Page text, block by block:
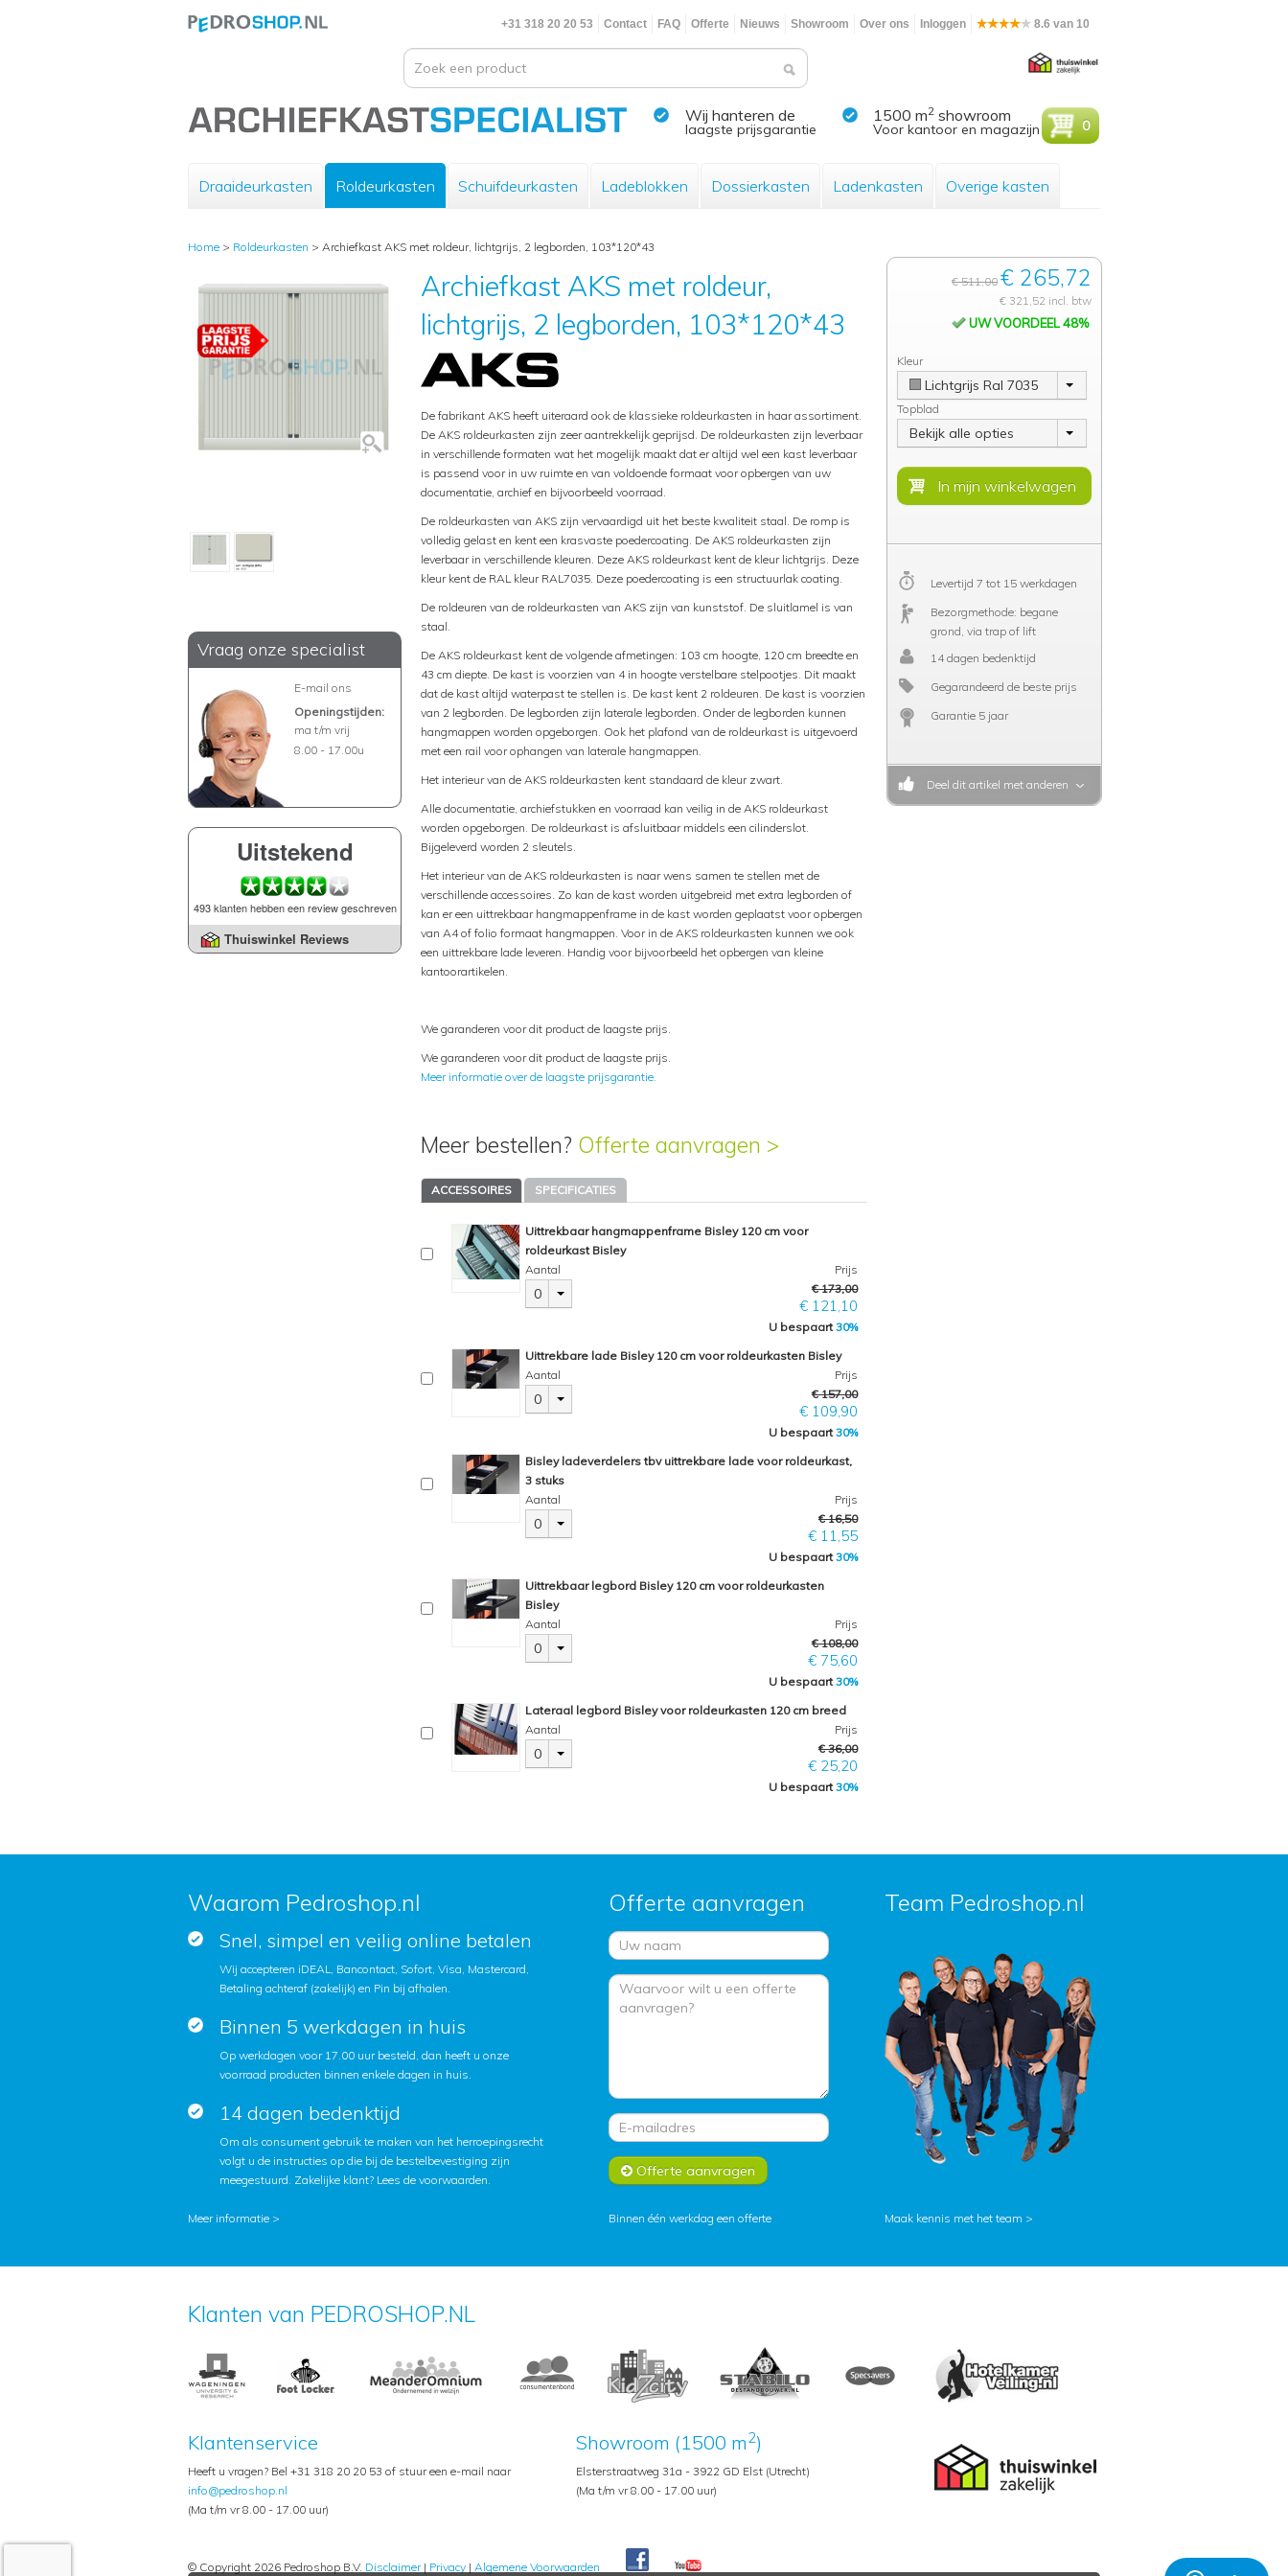
+31 318 20 20 53 Contact FAQ Offerte Nieuws Showroom Over ons Inloggen 8.6 van 10
Wij hanteren de
laagste prijsgarantie
1500 m2 showroom
Voor kantoor en magazijn 0
Draaideurkasten Roldeurkasten Schuifdeurkasten Ladeblokken Dossierkasten Ladenkasten Overige kasten
Home > Roldeurkasten > Archiefkast AKS met roldeur, lichtgrijs, 2 legborden, 103*120*43
Vraag onze specialist
E-mail ons
Openingstijden:
ma t/m vrij
8.00 - 17.00u
Uitstekend
493 klanten hebben een review geschreven
Thuiswinkel Reviews
Archiefkast AKS met roldeur,
lichtgrijs, 2 legborden, 103*120*43
De fabrikant AKS heeft uiteraard ook de klassieke roldeurkasten in haar assortiment.
De AKS roldeurkasten zijn zeer aantrekkelijk geprijsd. De roldeurkasten zijn leverbaar
in verschillende formaten wat het mogelijk maakt dat er altijd wel een kast leverbaar
is passend voor in uw ruimte en van voldoende formaat voor opbergen van uw
documentatie, archief en bijvoorbeeld voorraad.
De roldeurkasten van AKS zijn vervaardigd uit het beste kwaliteit staal. De romp is
volledig gelast en kent een krasvaste poedercoating. De AKS roldeurkasten zijn
leverbaar in verschillende kleuren. Deze AKS roldeurkast kent de kleur lichtgrijs. Deze
kleur kent de RAL kleur RAL7035. Deze poedercoating is een structuurlak coating.
De roldeuren van de roldeurkasten van AKS zijn van kunststof. De sluitlamel is van
staal.
De AKS roldeurkast kent de volgende afmetingen: 103 cm hoogte, 120 cm breedte en
43 cm diepte. De kast is voorzien van 4 in hoogte verstelbare stelpootjes. Dit maakt
dat de kast altijd waterpast te stellen is. De kast kent 2 roldeuren. De kast is voorzien
van 2 legborden. De legborden zijn laterale legborden. Onder de legborden kunnen
hangmappen worden opgeborgen. Ook het plafond van de roldeurkast is uitgevoerd
met een rail voor ophangen van laterale hangmappen.
Het interieur van de AKS roldeurkasten kent standaard de kleur zwart.
Alle documentatie, archiefstukken en voorraad kan veilig in de AKS roldeurkast
worden opgeborgen. De roldeurkast is afsluitbaar middels een cilinderslot.
Bijgeleverd worden 2 sleutels.
Het interieur van de AKS roldeurkasten is naar wens samen te stellen met de
verschillende accessoires. Zo kan de kast worden uitgebreid met extra legborden of
kan er een uittrekbaar hangmappenframe in de kast worden geplaatst voor opbergen
van A4 of folio formaat hangmappen. Voor in de AKS roldeurkasten kunnen we ook
een uittrekbare lade leveren. Handig voor bijvoorbeeld het opbergen van kleine
kantoorartikelen.
We garanderen voor dit product de laagste prijs.
We garanderen voor dit product de laagste prijs.
Meer informatie over de laagste prijsgarantie.
Meer bestellen? Offerte aanvragen >
ACCESSOIRES SPECIFICATIES
Uittrekbaar hangmappenframe Bisley 120 cm voor
roldeurkast Bisley
Aantal
0
Prijs
€ 173,00
€ 121,10
U bespaart30%
Uittrekbare lade Bisley 120 cm voor roldeurkasten Bisley
Aantal
0
Prijs
€ 157,00
€ 109,90
U bespaart30%
Bisley ladeverdelers tbv uittrekbare lade voor roldeurkast,
3 stuks
Aantal
0
Prijs
€ 16,50
€ 11,55
U bespaart30%
Uittrekbaar legbord Bisley 120 cm voor roldeurkasten
Bisley
Aantal
0
Prijs
€ 108,00
€ 75,60
U bespaart30%
Lateraal legbord Bisley voor roldeurkasten 120 cm breed
Aantal
0
Prijs
€ 36,00
€ 25,20
U bespaart30%
€ 511,00 € 265,72
€ 321,52 incl. btw
UW VOORDEEL 48%
Kleur
Lichtgrijs Ral 7035
Topblad
Bekijk alle opties
Levertijd 7 tot 15 werkdagen
Bezorgmethode: begane
grond, via trap of lift
14 dagen bedenktijd
Gegarandeerd de beste prijs
Garantie 5 jaar
Deel dit artikel met anderen
Waarom Pedroshop.nl
Snel, simpel en veilig online betalen
Wij accepteren iDEAL, Bancontact, Sofort, Visa, Mastercard,
Betaling achteraf (zakelijk) en Pin bij afhalen.
Binnen 5 werkdagen in huis
Op werkdagen voor 17.00 uur besteld, dan heeft u onze
voorraad producten binnen enkele dagen in huis.
14 dagen bedenktijd
Om als consument gebruik te maken van het herroepingsrecht
volgt u de instructies op die bij de bestelbevestiging zijn
meegestuurd. Zakelijke klant? Lees de voorwaarden.
Offerte aanvragen
Offerte aanvragen
Team Pedroshop.nl
Meer informatie > Binnen één werkdag een offerte Maak kennis met het team >
Klanten van PEDROSHOP.NL
Klantenservice
Heeft u vragen? Bel +31 318 20 20 53 of stuur een e-mail naar
info@pedroshop.nl
(Ma t/m vr 8.00 - 17.00 uur)
Showroom (1500 m2)
Elsterstraatweg 31a - 3922 GD Elst (Utrecht)
(Ma t/m vr 8.00 - 17.00 uur)
© Copyright 2026 Pedroshop B.V. Disclaimer| Privacy | Algemene Voorwaarden